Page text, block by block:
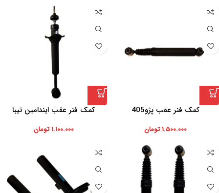
کمک فنر عقب پژو405
۱.۵۰۰.۰۰۰تومان
کمک فنر عقب ایندامین تیبا
۱.۱۰۰.۰۰۰ تومان